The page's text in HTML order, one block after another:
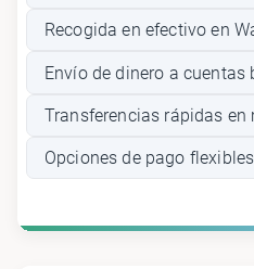
Recogida en efectivo en
Envío de dinero a cuentas
Transferencias rápidas
Opciones de pago